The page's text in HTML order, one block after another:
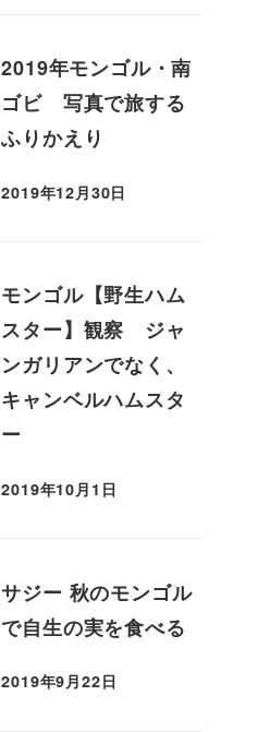
2019年モンゴル・南
ゴビ 写真で旅する
ふりかえり
投稿日
2019年12月30日
モンゴル【野生ハム
スター】観察 ジャ
ンガリアンでなく、
キャンベルハムスタ
ー
投稿日
2019年10月1日
サジー 秋のモンゴル
で自生の実を食べる
投稿日
2019年9月22日